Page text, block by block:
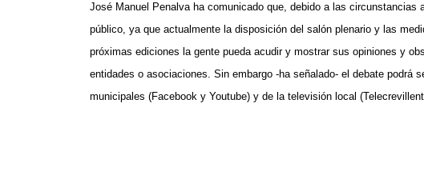
José Manuel Penalva ha comunicado que, debido a las
público, ya que actualmente la disposición del salón plenario y las
próximas ediciones la gente pueda acudir y mostrar sus opiniones y
entidades o asociaciones. Sin embargo -ha señalado- el debate podrá
municipales (Facebook y Youtube) y de la televisión local